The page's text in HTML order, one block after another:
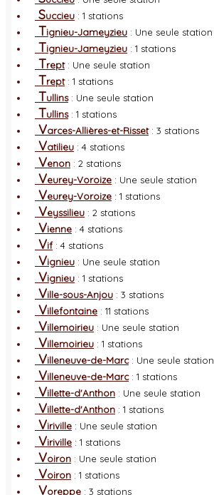
Succieu : 1 stations
Tignieu-Jameyzieu : Une seule station
Tignieu-Jameyzieu : 1 stations
Trept: Une seule station
Trept: 1 stations
Tullins: Une seule station
Tullins: 1 stations
Varces-Allières-et-Risset: 3 stations
Vatilieu : 4 stations
Venon : 2 stations
Veurey-Voroize : Une seule station
Veurey-Voroize : 1 stations
Veyssilieu : 2 stations
Vienne : 4 stations
Vif: 4 stations
Vignieu : Une seule station
Vignieu : 1 stations
Ville-sous-Anjou : 3 stations
Villefontaine : 11 stations
Villemoirieu : Une seule station
Villemoirieu : 1 stations
Villeneuve-de-Marc: Une seule station
Villeneuve-de-Marc: 1 stations
Villette-d'Anthon : Une seule station
Villette-d'Anthon : 1 stations
Viriville : Une seule station
Viriville : 1 stations
Voiron : Une seule station
Voiron : 1 stations
Voreppe : 3 stations